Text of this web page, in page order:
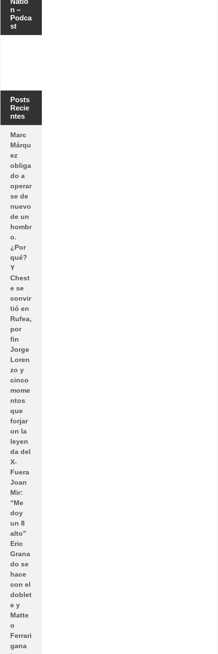
n –
Podca
st
Posts
Recie
ntes
Marc
Márqu
ez
obliga
do a
operar
se de
nuevo
de un
hombr
o.
¿Por
qué?
Y
Chest
e se
convir
tió en
Rufea,
por
fin
Jorge
Loren
zo y
cinco
mome
ntos
que
forjar
on la
leyen
da del
X-
Fuera
Joan
Mir:
“Me
doy
un 8
alto”
Eric
Grana
do se
hace
con el
doblet
e y
Matte
o
Ferrari
gana